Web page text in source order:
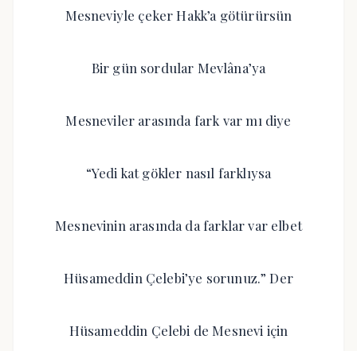
Mesneviyle çeker Hakk’a götürürsün
Bir gün sordular Mevlâna’ya
Mesneviler arasında fark var mı diye
“Yedi kat gökler nasıl farklıysa
Mesnevinin arasında da farklar var elbet
Hüsameddin Çelebi’ye sorunuz.” Der
Hüsameddin Çelebi de Mesnevi için